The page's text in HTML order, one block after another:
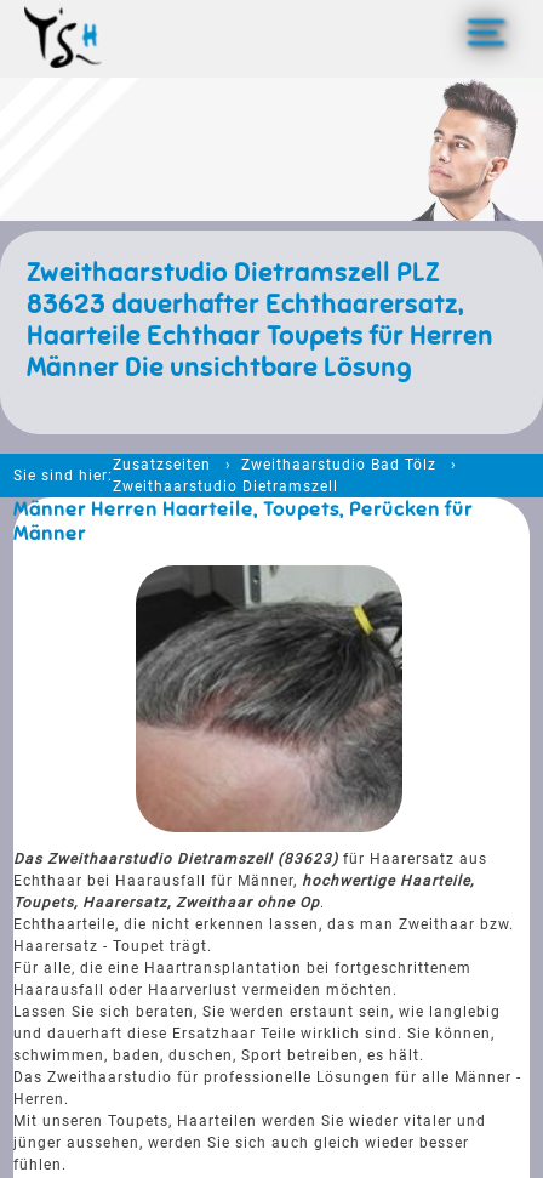
>
Zweithaarstudio Dietramszell PLZ
83623 dauerhafter Echthaarersatz,
Haarteile Echthaar Toupets für Herren
Männer Die unsichtbare Lösung
Sie sind hier:
Zusatzseiten
Zweithaarstudio Bad Tölz
Zweithaarstudio Dietramszell
Männer Herren Haarteile, Toupets, Perücken für
Männer
Das Zweithaarstudio Dietramszell (83623) für Haarersatz aus
Echthaar bei Haarausfall für Männer, hochwertige Haarteile,
Toupets, Haarersatz, Zweithaar ohne Op.
Echthaarteile, die nicht erkennen lassen, das man Zweithaar bzw.
Haarersatz - Toupet trägt.
Für alle, die eine Haartransplantation bei fortgeschrittenem
Haarausfall oder Haarverlust vermeiden möchten.
Lassen Sie sich beraten, Sie werden erstaunt sein, wie langlebig
und dauerhaft diese Ersatzhaar Teile wirklich sind. Sie können,
schwimmen, baden, duschen, Sport betreiben, es hält.
Das Zweithaarstudio für professionelle Lösungen für alle Männer -
Herren.
Mit unseren Toupets, Haarteilen werden Sie wieder vitaler und
jünger aussehen, werden Sie sich auch gleich wieder besser
fühlen.